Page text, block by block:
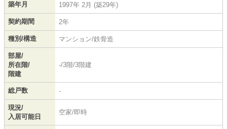
築年月 1997年 2月 (築29年)
契約期間 2年
種別/構造 マンション/鉄骨造
部屋/
所在階/
階建
-/3階/3階建
総戸数 -
現況/
入居可能日
空家/即時